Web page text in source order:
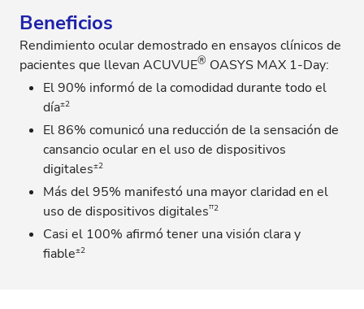
Beneficios
Rendimiento ocular demostrado en ensayos clínicos de
pacientes que llevan ACUVUE® OASYS MAX 1-Day:
El 90% informó de la comodidad durante todo el
día±2
El 86% comunicó una reducción de la sensación de
cansancio ocular en el uso de dispositivos
digitales±2
Más del 95% manifestó una mayor claridad en el
uso de dispositivos digitales††2
Casi el 100% afirmó tener una visión clara y
fiable±2